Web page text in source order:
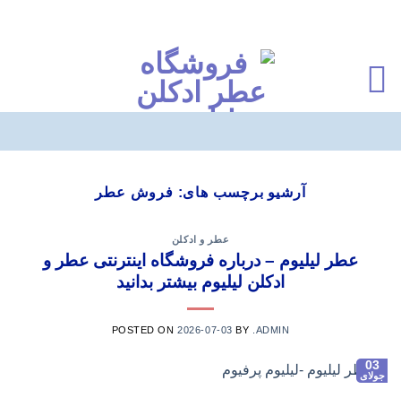
آرشیو برچسب های: فروش عطر
عطر و ادکلن
عطر لیلیوم – درباره فروشگاه اینترنتی عطر و
ادکلن لیلیوم بیشتر بدانید
POSTED ON2026-07-03 BY .ADMIN
03
جولای